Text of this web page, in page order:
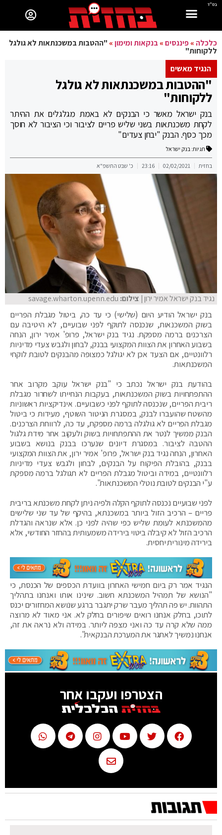
בס"ד
כלכלה »פיננסים»בנקאות ומימון» "ההטבות במשכנתאות לא גולגל
ללקוחות"
הנגיד מאשים
"ההטבות במשכנתאות לא גולגל
ללקוחות"
בנק ישראל מאשר כי הבנקים לא באמת מגלגלים את ההיתר
לקחת משכנתאות בשני שליש פריים לציבור וכי הציבור לא חוסך
מכך כסף. הבנק "יבחן צעדים"
תגיות: בנק ישראל
בחזית 02/02/2021
23:16 כ' שבט התשפ"א
נגיד בנק ישראל אמיר ירון| צילום: savage.wharton.upenn.edu
בנק ישראל הודיע היום (שלישי) כי עד כה, ביטול מגבלת הפריים
בשוק המשכנאות, שנכנסה לתוקף לפני שבועיים, לא היטיבה עם
הצרכנים ברמה מספקת. נגיד בנק ישראל, פרופ' אמיר ירון, הנחה
בשבוע האחרון את הצוות המקצועי בבנק, לבחון ולגבש צעדי מדיניות
רלוונטיים, אם הצעד אכן לא יגולגל כמצופה מהבנקים לטובת לוקחי
המשכנתאות.
בהודעת בנק ישראל נכתב כי "בנק ישראל עוקב מקרוב אחר
ההתפתחויות בשוק המשכנתאות, בעקבות הנחייתו לשחרור מגבלת
ריבית הפריים, שנכנסה לתוקף לפני כשבועיים. אינדיקציות ראשוניות
מהשטח שהועברו לבנק, במסגרת הניטור השוטף, מעידות כי ביטול
מגבלת הפריים לא גולגלה ברמה מספקת, עד כה, לרווחת הצרכנים.
הבנק ממשיך לנטר את ההתפתחויות בשוק ולעקוב אחר מידת גלגול
ההטבה לציבור. במסגרת דיונים שנערכו בבנק בנושא בשבוע
האחרון, הנחה נגיד בנק ישראל, פרופ' אמיר ירון, את הצוות המקצועי
בבנק, בהובלת הפיקוח על הבנקים, לבחון ולגבש צעדי מדיניות
רלוונטיים, במידה וביטול מגבלת הפריים לא תגולגל ברמה מספקת
ע"י הבנקים לטובת נוטלי המשכנתאות".
לפני שבועיים נכנסה לתוקף הקלה ולפיה ניתן לקחת משכנתא בריבית
פריים – הרכיב הזול ביותר במשכנתא, בהיקף של עד שני שלישים
מהמשכנתא לעומת שליש כפי שהיה לפני כן. אלא שנראה והגדלת
הרכיב הזול לא קיבלה ביטוי בירידה משמעותית בהחזר החודשי, אלא
בירידה מינורית יחסית.
הנגיד אמר רק ביום חמישי האחרון בוועדת הכספים של הכנסת, כי
"הנושא של תמהיל המשכנתא חשוב. שינינו אותו ואנחנו בתהליך
התהוות. יש פה תהליך מעבר שרק יתגבר ברגע שנושא המחזורים יכנס
לתוכו, בחלק אנחנו רואים שיפורים בחלק לא. אני מאוד לא מרוצה
ממה שלא קרה עד כה ואני מצפה ליותר. במידה ולא נראה את זה,
אנחנו נמשיך לאתגר את המערכת הבנקאית".
הצטרפו ועקבו אחר